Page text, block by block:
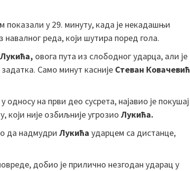
показали у 29. минуту, када је некадашњи
реда, који шутира поред гола.
Лукића, овога пута из слободног ударца, али је
Само минут касније Стеван Ковачевић
на први део сусрета, најавио је покушај
који није озбиљније угрозио Лукића.
да надмудри Лукића ударцем са дистанце,
добио је прилично незгодан ударац у